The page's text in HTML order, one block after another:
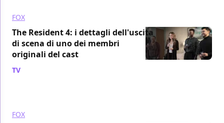
FOX
The Resident 4: i dettagli dell'uscita
di scena di uno dei membri
originali del cast
TV
FOX